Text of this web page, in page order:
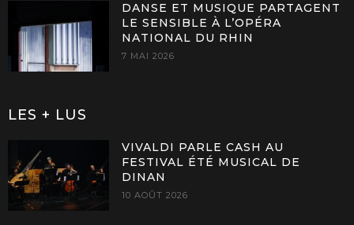
DANSE ET MUSIQUE PARTAGENT
LE SENSIBLE À L’OPÉRA
NATIONAL DU RHIN
7 MAI 2026
LES + LUS
VIVALDI PARLE CASH AU
FESTIVAL ÉTÉ MUSICAL DE
DINAN
10 AOÛT 2026